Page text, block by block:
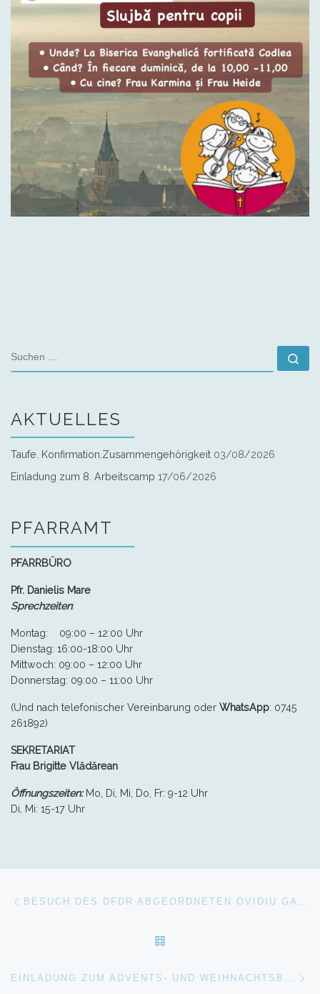
SUCHE
AKTUELLES
Taufe. Konfirmation.Zusammengehörigkeit 03/08/2026
Einladung zum 8. Arbeitscamp 17/06/2026
PFARRAMT
PFARRBÜRO
Pfr. Danielis Mare
Sprechzeiten:
Montag: 09:00 – 12:00 Uhr
Dienstag: 16:00-18:00 Uhr
Mittwoch: 09:00 – 12:00 Uhr
Donnerstag: 09:00 – 11:00 Uhr
(Und nach telefonischer Vereinbarung oder WhatsApp: 0745
261892)
SEKRETARIAT
Frau Brigitte Vlădărean
Öffnungszeiten:Mo, Di, Mi, Do, Fr: 9-12 Uhr
Di, Mi: 15-17 Uhr
Beitragsnavigation BESUCH DES DFDR ABGEORDNETEN OVIDIU GANȚ IN ZEIDEN